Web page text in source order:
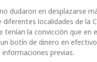
dudaron en desplazarse
localidades de la
tenían la convicción que en
botín de dinero en
previas.